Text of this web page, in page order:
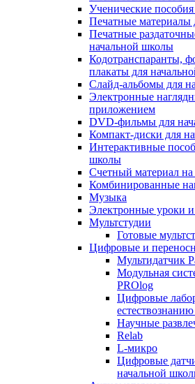
Ученические
Печатные материалы
Печатные
начальной школы
Кодотранспаранты,
плакаты для
Слайд-альбомы для
Электронные
приложением
DVD-фильмы для
Компакт-диски для
Интерактивные
школы
Счетный материал на
Комбинированные
Музыка
Электронные уроки
Мультстудии
Готовые
Цифровые и
Мультидатчик
Модульная
PROlog
Цифровые
Научные
Relab
L-микро
Цифровые
начальной